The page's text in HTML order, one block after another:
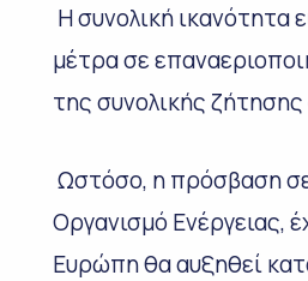
Η συνολική ικανότητα
μέτρα σε
της συνολικής
Ωστόσο, η πρόσβαση
Οργανισμό Ενέργειας,
Ευρώπη θα αυξηθεί